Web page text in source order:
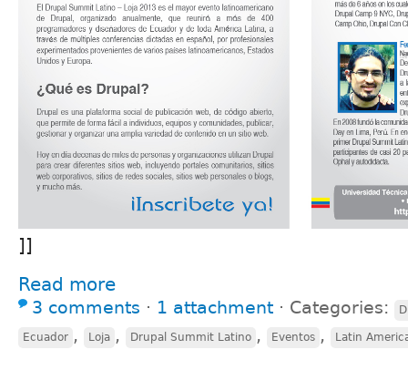
]]
Read more
3 comments ⋅ 1 attachment ⋅ Categories:
Ecuador , Loja , Drupal Summit Latino , Eventos , Latin